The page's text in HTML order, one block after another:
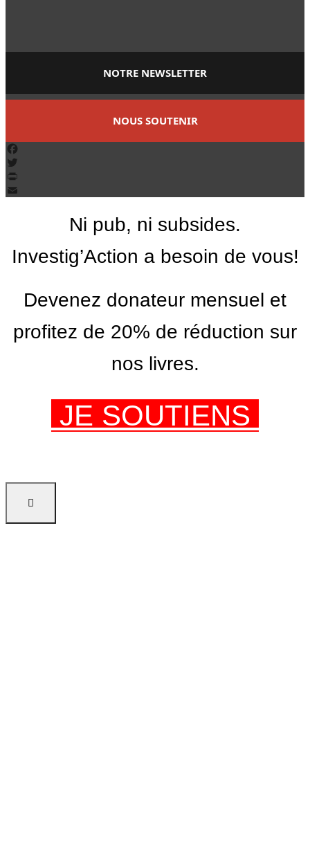
NOTRE NEWSLETTER
NOUS SOUTENIR
Facebook
Twitter
PrintFriendly
Ni pub, ni subsides.
Investig’Action a besoin de vous!
Devenez donateur mensuel et
profitez de 20% de réduction sur
nos livres.
JE SOUTIENS